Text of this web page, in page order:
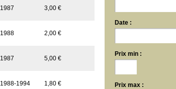
1987 3,00 €
1988 2,00 €
1987 5,00 €
1988-1994 1,80 €
Date :
Prix min :
Prix max :